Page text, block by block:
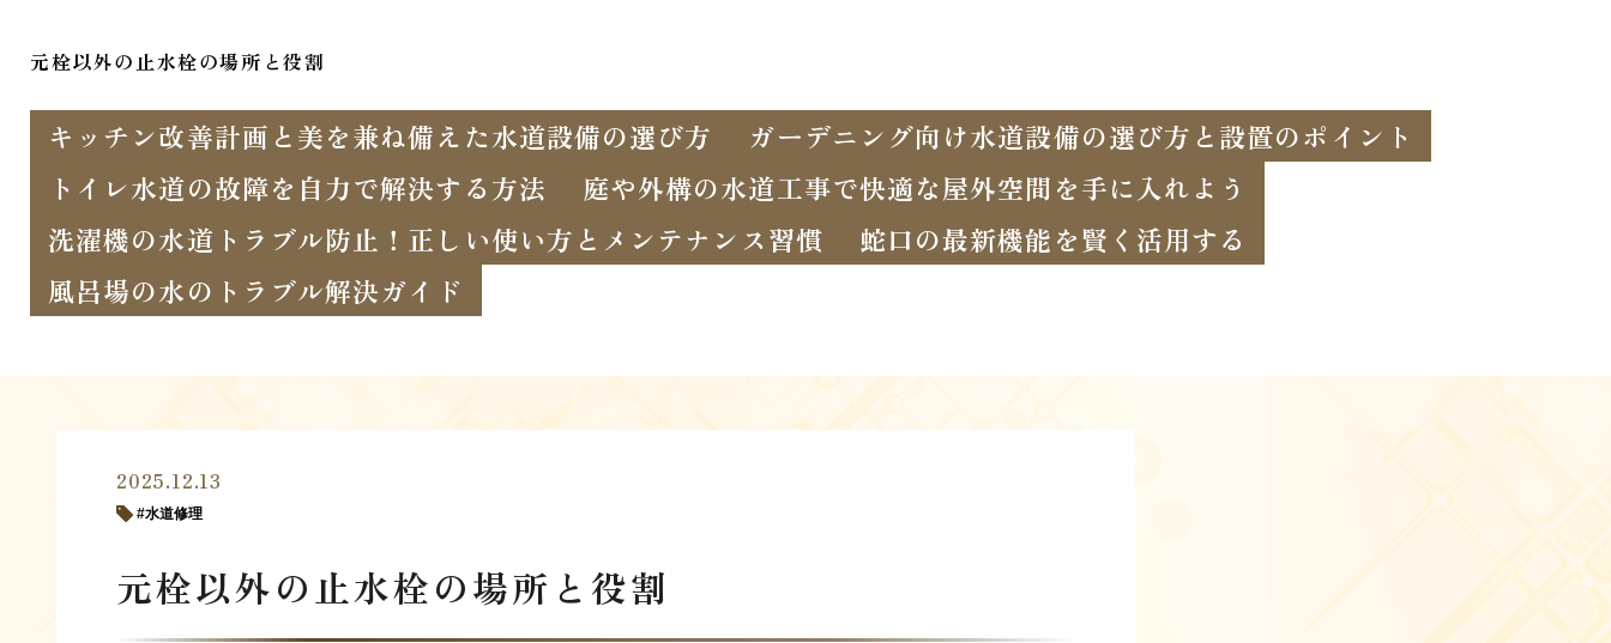
元栓以外の止水栓の場所と役割
キッチン改善計画と美を兼ね備えた水道設備の選び方
ガーデニング向け水道設備の選び方と設置のポイント
トイレ水道の故障を自力で解決する方法
庭や外構の水道工事で快適な屋外空間を手に入れよう
洗濯機の水道トラブル防止！正しい使い方とメンテナンス習慣
蛇口の最新機能を賢く活用する
風呂場の水のトラブル解決ガイド
2025.12.13
水道修理
元栓以外の止水栓の場所と役割